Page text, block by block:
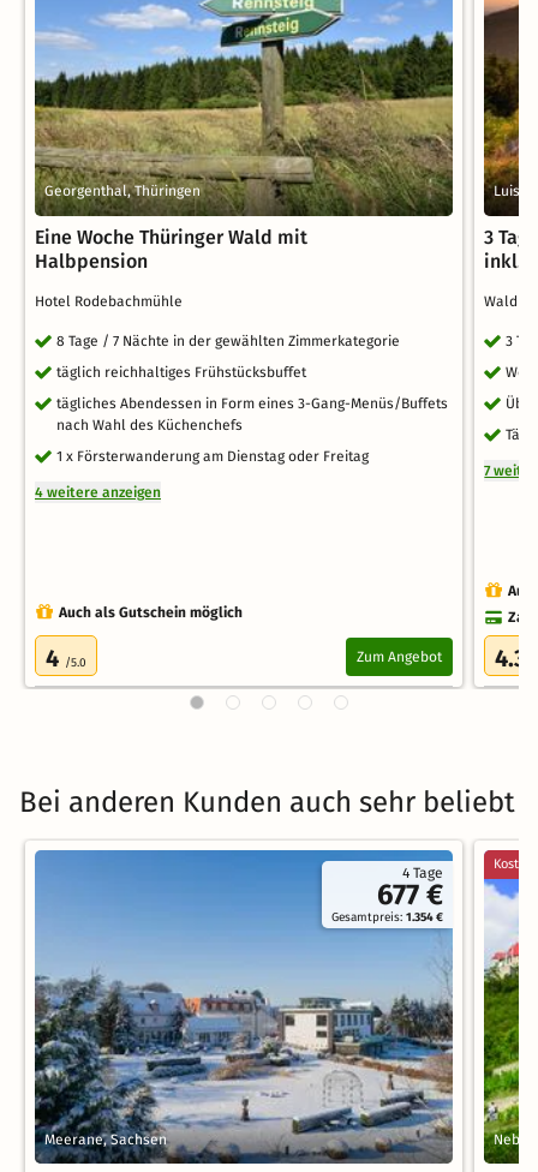
Georgenthal, Thüringen
Eine Woche Thüringer Wald mit
Halbpension
Hotel Rodebachmühle
8 Tage / 7 Nächte in der gewählten Zimmerkategorie
täglich reichhaltiges Frühstücksbuffet
tägliches Abendessen in Form eines 3-Gang-Menüs/Buffets
nach Wahl des Küchenchefs
1 x Försterwanderung am Dienstag oder Freitag
4 weitere anzeigen
Auch als Gutschein möglich
4 /5.0 Zum Angebot
3
inkl.
3
7
4.3
Bei anderen Kunden auch sehr beliebt
4 Tage
677 €
Gesamtpreis:1.354 €
Meerane, Sachsen Nebra